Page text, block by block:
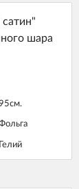
шара
Гелий